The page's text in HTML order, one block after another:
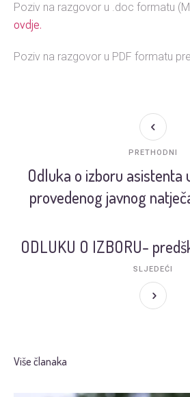
Poziv na razgovor u .doc formatu
ovdje.
Poziv na razgovor u PDF formatu
Odluka o izboru asistenta
provedenog javnog
PRETHODNI
ODLUKU O IZBORU-
SLJEDEĆI
Više članaka